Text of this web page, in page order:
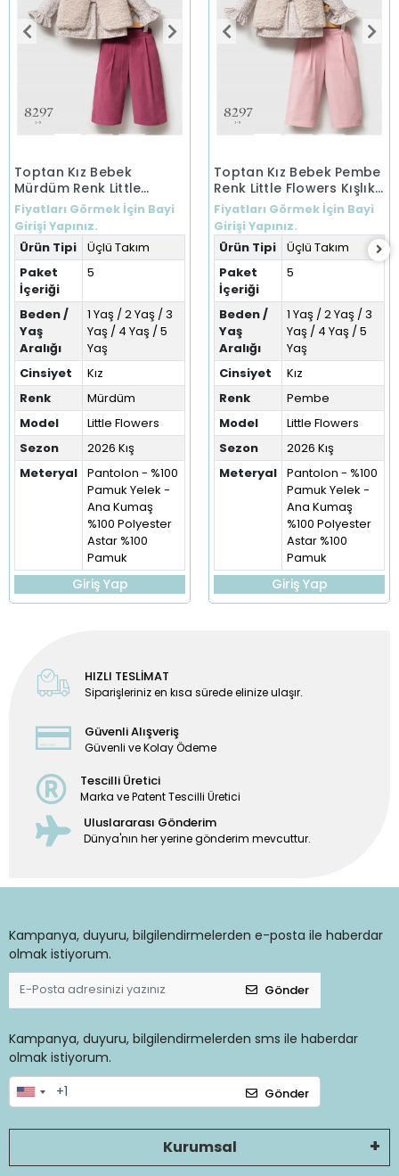
Toptan Kız Bebek
Mürdüm Renk Little
Flowers Kışlık Üçlü Takım
(1-5 Yaş)
Fiyatları Görmek İçin Bayi
Girişi Yapınız.
Ürün Tipi
Üçlü Takım
Paket
İçeriği
5
Beden /
Yaş
Aralığı
1 Yaş / 2 Yaş / 3
Yaş / 4 Yaş / 5
Yaş
Cinsiyet
Kız
Renk
Mürdüm
Model
Little Flowers
Sezon
2026 Kış
Meteryal Pantolon - %100
Pamuk Yelek -
Ana Kumaş
%100 Polyester
Astar %100
Pamuk
Giriş Yap
Toptan Kız Bebek Pembe
Renk Little Flowers Kışlık
Üçlü Takım (1-5 Yaş)
Fiyatları Görmek İçin Bayi
Girişi Yapınız.
Ürün Tipi
Üçlü Takım
Paket
İçeriği
5
Beden /
Yaş
Aralığı
1 Yaş / 2 Yaş / 3
Yaş / 4 Yaş / 5
Yaş
Cinsiyet
Kız
Renk
Pembe
Model
Little Flowers
Sezon
2026 Kış
Meteryal Pantolon - %100
Pamuk Yelek -
Ana Kumaş
%100 Polyester
Astar %100
Pamuk
Giriş Yap
HIZLI TESLİMAT
Siparişleriniz en kısa sürede elinize ulaşır.
Güvenli Alışveriş
Güvenli ve Kolay Ödeme
Tescilli Üretici
Marka ve Patent Tescilli Üretici
Uluslararası Gönderim
Dünya'nın her yerine gönderim mevcuttur.
Kampanya, duyuru, bilgilendirmelerden e-posta ile haberdar
olmak istiyorum.
Gönder
Kampanya, duyuru, bilgilendirmelerden sms ile haberdar
olmak istiyorum.
Gönder
Kurumsal